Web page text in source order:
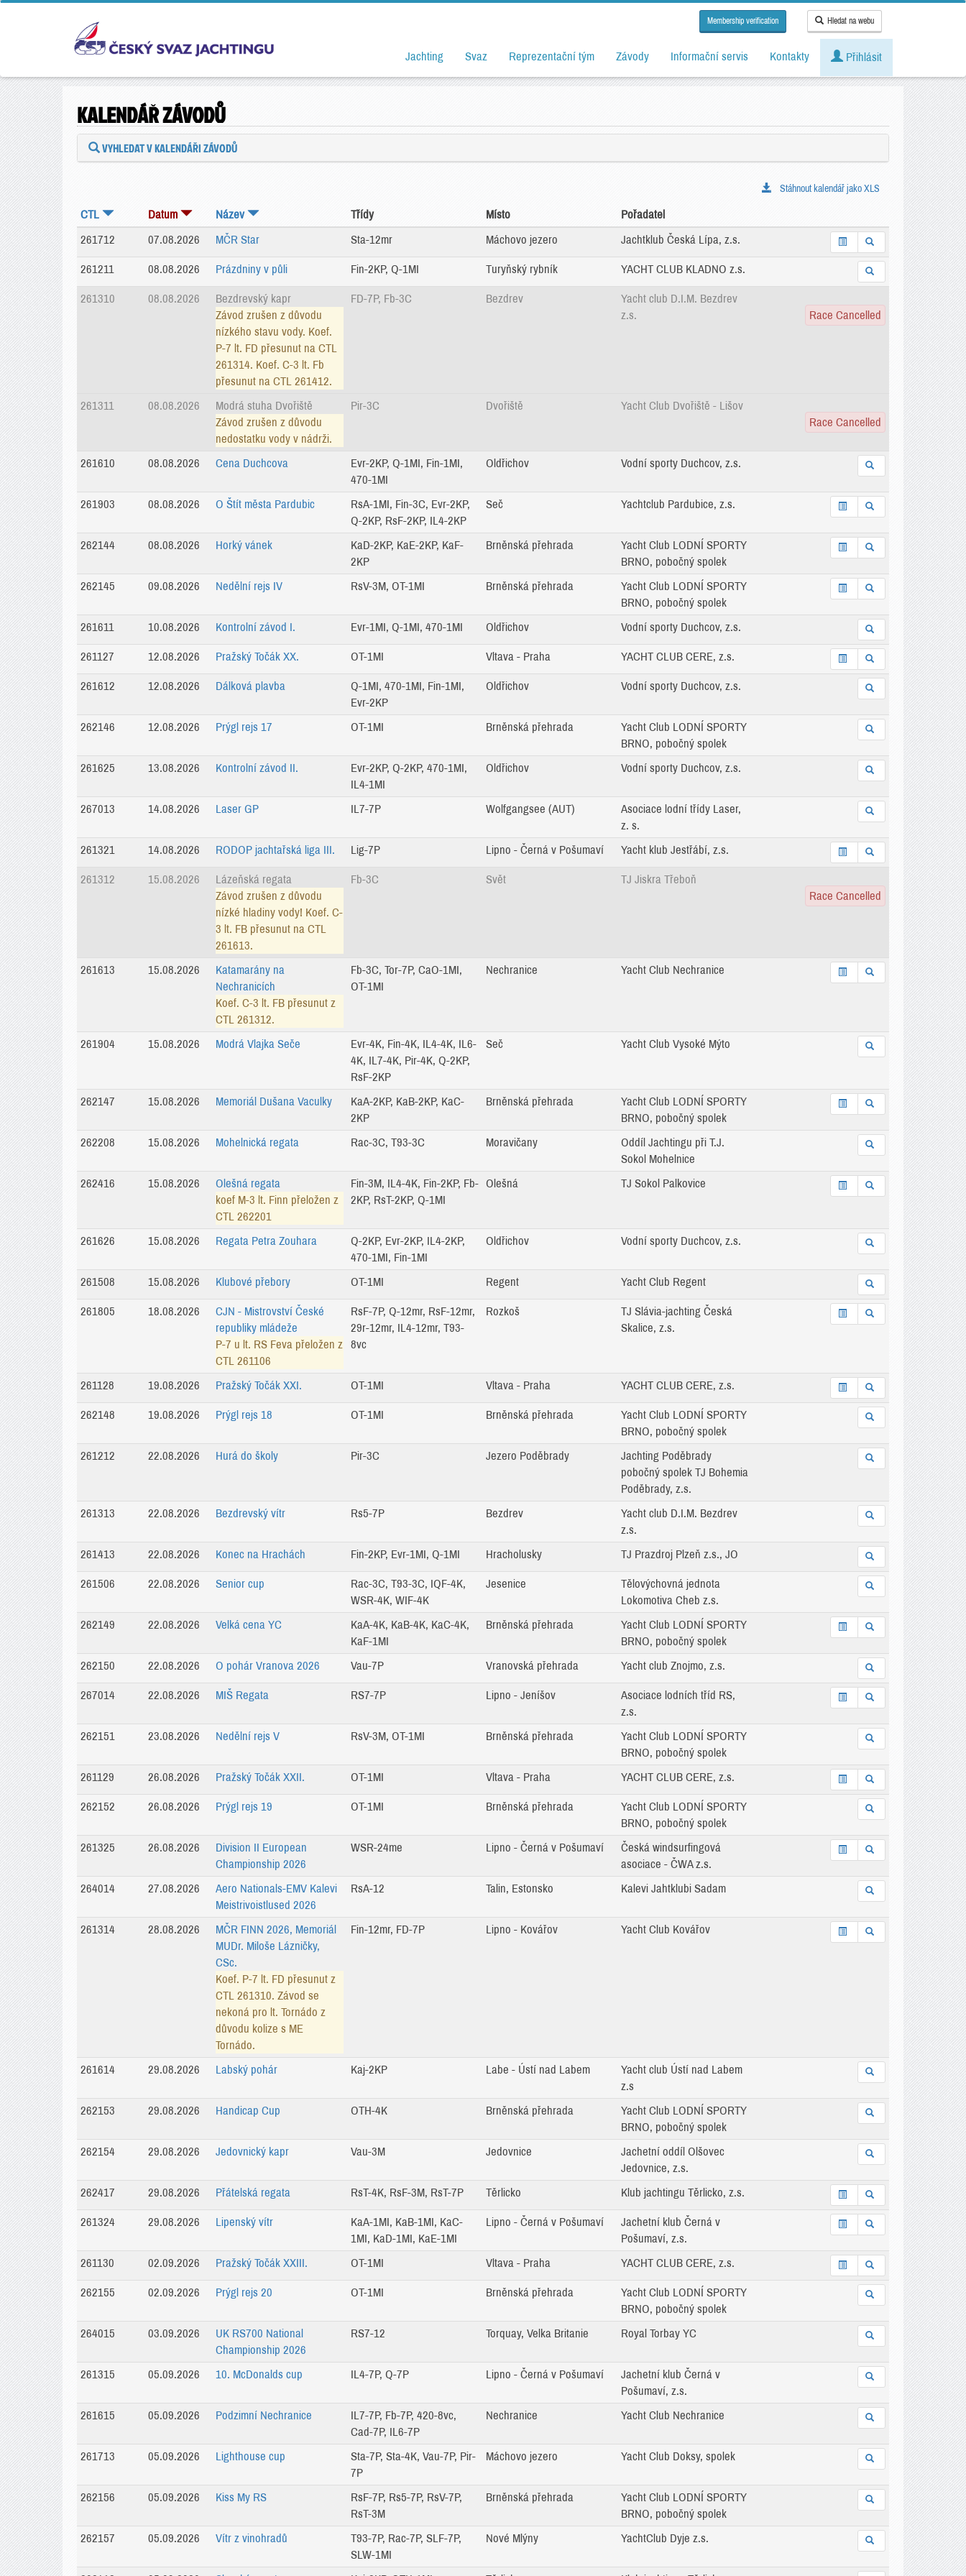
Membership verification Hledat na webu
Jachting Svaz Reprezentační tým Závody Informační servis Kontakty Přihlásit
KALENDÁŘ ZÁVODŮ
VYHLEDAT V KALENDÁŘI ZÁVODŮ
Stáhnout kalendář jako XLS
CTL Datum Název Třídy Místo Pořadatel
261712 07.08.2026 MČR Star Sta-12mr Máchovo jezero Jachtklub Česká Lípa, z.s.
261211 08.08.2026 Prázdniny v půli Fin-2KP, Q-1MI Turyňský rybník YACHT CLUB KLADNO z.s.
261310 08.08.2026
Bezdrevský kapr
Závod zrušen z důvodu
nízkého stavu vody. Koef.
P-7 lt. FD přesunut na CTL
261314. Koef. C-3 lt. Fb
přesunut na CTL 261412.
FD-7P, Fb-3C Bezdrev
Yacht club D.I.M. Bezdrev
z.s.
Race Cancelled
261311 08.08.2026
Modrá stuha Dvořiště
Závod zrušen z důvodu
nedostatku vody v nádrži.
Pir-3C Dvořiště
Yacht Club Dvořiště - Lišov
Race Cancelled
261610 08.08.2026 Cena Duchcova
Evr-2KP, Q-1MI, Fin-1MI,
470-1MI
Oldřichov Vodní sporty Duchcov, z.s.
261903 08.08.2026 O Štít města Pardubic
RsA-1MI, Fin-3C, Evr-2KP,
Q-2KP, RsF-2KP, IL4-2KP
Seč Yachtclub Pardubice, z.s.
262144 08.08.2026 Horký vánek
KaD-2KP, KaE-2KP, KaF-
2KP
Brněnská přehrada
Yacht Club LODNÍ SPORTY
BRNO, pobočný spolek
262145
09.08.2026 Nedělní rejs IV RsV-3M, OT-1MI Brněnská přehrada
Yacht Club LODNÍ SPORTY
BRNO, pobočný spolek
261611
10.08.2026 Kontrolní závod I. Evr-1MI, Q-1MI, 470-1MI Oldřichov Vodní sporty Duchcov, z.s.
261127 12.08.2026 Pražský Točák XX. OT-1MI Vltava - Praha YACHT CLUB CERE, z.s.
261612 12.08.2026 Dálková plavba
Q-1MI, 470-1MI, Fin-1MI,
Evr-2KP
Oldřichov Vodní sporty Duchcov, z.s.
262146 12.08.2026 Prýgl rejs 17 OT-1MI Brněnská přehrada
Yacht Club LODNÍ SPORTY
BRNO, pobočný spolek
261625
13.08.2026 Kontrolní závod II.
Evr-2KP, Q-2KP, 470-1MI,
IL4-1MI
Oldřichov Vodní sporty Duchcov, z.s.
267013 14.08.2026 Laser GP IL7-7P Wolfgangsee (AUT)
Asociace lodní třídy Laser,
z. s.
261321
14.08.2026 RODOP jachtařská liga III. Lig-7P Lipno - Černá v Pošumaví Yacht klub Jestřábí, z.s.
261312 15.08.2026
Lázeňská regata
Závod zrušen z důvodu
nízké hladiny vody! Koef. C-
3 lt. FB přesunut na CTL
261613.
Fb-3C Svět
TJ Jiskra Třeboň
Race Cancelled
261613 15.08.2026
Katamarány na
Nechranicích
Koef. C-3 lt. FB přesunut z
CTL 261312.
Fb-3C, Tor-7P, CaO-1MI,
OT-1MI
Nechranice Yacht Club Nechranice
261904 15.08.2026 Modrá Vlajka Seče
Evr-4K, Fin-4K, IL4-4K, IL6-
4K, IL7-4K, Pir-4K, Q-2KP,
RsF-2KP
Seč Yacht Club Vysoké Mýto
262147 15.08.2026 Memoriál Dušana Vaculky
KaA-2KP, KaB-2KP, KaC-
2KP
Brněnská přehrada
Yacht Club LODNÍ SPORTY
BRNO, pobočný spolek
262208
15.08.2026 Mohelnická regata Rac-3C, T93-3C Moravičany
Oddíl Jachtingu při T.J.
Sokol Mohelnice
262416
15.08.2026
Olešná regata
koef M-3 lt. Finn přeložen z
CTL 262201
Fin-3M, IL4-4K, Fin-2KP, Fb-
2KP, RsT-2KP, Q-1MI
Olešná TJ Sokol Palkovice
261626 15.08.2026 Regata Petra Zouhara
Q-2KP, Evr-2KP, IL4-2KP,
470-1MI, Fin-1MI
Oldřichov Vodní sporty Duchcov, z.s.
261508 15.08.2026 Klubové přebory OT-1MI Regent Yacht Club Regent
261805 18.08.2026
CJN - Mistrovství České
republiky mládeže
P-7 u lt. RS Feva přeložen z
CTL 261106
RsF-7P, Q-12mr, RsF-12mr,
29r-12mr, IL4-12mr, T93-
8vc
Rozkoš
TJ Slávia-jachting Česká
Skalice, z.s.
261128 19.08.2026 Pražský Točák XXI. OT-1MI Vltava - Praha YACHT CLUB CERE, z.s.
262148 19.08.2026 Prýgl rejs 18 OT-1MI Brněnská přehrada
Yacht Club LODNÍ SPORTY
BRNO, pobočný spolek
261212
22.08.2026 Hurá do školy Pir-3C Jezero Poděbrady
Jachting Poděbrady
pobočný spolek TJ Bohemia
Poděbrady, z.s.
261313
22.08.2026 Bezdrevský vítr Rs5-7P Bezdrev
Yacht club D.I.M. Bezdrev
z.s.
261413
22.08.2026 Konec na Hrachách Fin-2KP, Evr-1MI, Q-1MI Hracholusky TJ Prazdroj Plzeň z.s., JO
261506 22.08.2026 Senior cup
Rac-3C, T93-3C, IQF-4K,
WSR-4K, WIF-4K
Jesenice
Tělovýchovná jednota
Lokomotiva Cheb z.s.
262149
22.08.2026 Velká cena YC
KaA-4K, KaB-4K, KaC-4K,
KaF-1MI
Brněnská přehrada
Yacht Club LODNÍ SPORTY
BRNO, pobočný spolek
262150
22.08.2026 O pohár Vranova 2026 Vau-7P Vranovská přehrada Yacht club Znojmo, z.s.
267014 22.08.2026 MIŠ Regata RS7-7P Lipno - Jeníšov
Asociace lodních tříd RS,
z.s.
262151
23.08.2026 Nedělní rejs V RsV-3M, OT-1MI Brněnská přehrada
Yacht Club LODNÍ SPORTY
BRNO, pobočný spolek
261129
26.08.2026 Pražský Točák XXII. OT-1MI Vltava - Praha YACHT CLUB CERE, z.s.
262152 26.08.2026 Prýgl rejs 19 OT-1MI Brněnská přehrada
Yacht Club LODNÍ SPORTY
BRNO, pobočný spolek
261325
26.08.2026
Division II European
Championship 2026
WSR-24me Lipno - Černá v Pošumaví
Česká windsurfingová
asociace - ČWA z.s.
264014
27.08.2026
Aero Nationals-EMV Kalevi
Meistrivoistlused 2026
RsA-12 Talin, Estonsko Kalevi Jahtklubi Sadam
261314 28.08.2026
MČR FINN 2026, Memoriál
MUDr. Miloše Lázničky,
CSc.
Koef. P-7 lt. FD přesunut z
CTL 261310. Závod se
nekoná pro lt. Tornádo z
důvodu kolize s ME
Tornádo.
Fin-12mr, FD-7P Lipno - Kovářov Yacht Club Kovářov
261614 29.08.2026 Labský pohár Kaj-2KP Labe - Ústí nad Labem
Yacht club Ústí nad Labem
z.s
262153
29.08.2026 Handicap Cup OTH-4K Brněnská přehrada
Yacht Club LODNÍ SPORTY
BRNO, pobočný spolek
262154
29.08.2026 Jedovnický kapr Vau-3M Jedovnice
Jachetní oddíl Olšovec
Jedovnice, z.s.
262417
29.08.2026 Přátelská regata RsT-4K, RsF-3M, RsT-7P Těrlicko Klub jachtingu Těrlicko, z.s.
261324 29.08.2026 Lipenský vítr
KaA-1MI, KaB-1MI, KaC-
1MI, KaD-1MI, KaE-1MI
Lipno - Černá v Pošumaví
Jachetní klub Černá v
Pošumaví, z.s.
261130
02.09.2026 Pražský Točák XXIII. OT-1MI Vltava - Praha YACHT CLUB CERE, z.s.
262155 02.09.2026 Prýgl rejs 20 OT-1MI Brněnská přehrada
Yacht Club LODNÍ SPORTY
BRNO, pobočný spolek
264015
03.09.2026
UK RS700 National
Championship 2026
RS7-12 Torquay, Velka Britanie Royal Torbay YC
261315 05.09.2026 10. McDonalds cup IL4-7P, Q-7P Lipno - Černá v Pošumaví
Jachetní klub Černá v
Pošumaví, z.s.
261615
05.09.2026 Podzimní Nechranice
IL7-7P, Fb-7P, 420-8vc,
Cad-7P, IL6-7P
Nechranice Yacht Club Nechranice
261713 05.09.2026 Lighthouse cup
Sta-7P, Sta-4K, Vau-7P, Pir-
7P
Máchovo jezero Yacht Club Doksy, spolek
262156 05.09.2026 Kiss My RS
RsF-7P, Rs5-7P, RsV-7P,
RsT-3M
Brněnská přehrada
Yacht Club LODNÍ SPORTY
BRNO, pobočný spolek
262157
05.09.2026 Vítr z vinohradů
T93-7P, Rac-7P, SLF-7P,
SLW-1MI
Nové Mlýny YachtClub Dyje z.s.